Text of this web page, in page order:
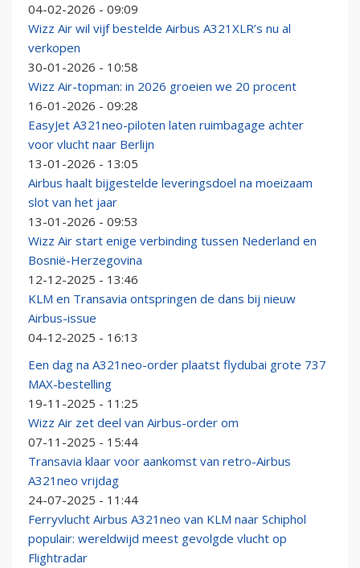
04-02-2026 - 09:09
Wizz Air wil vijf bestelde Airbus A321XLR’s nu al
verkopen
30-01-2026 - 10:58
Wizz Air-topman: in 2026 groeien we 20 procent
16-01-2026 - 09:28
EasyJet A321neo-piloten laten ruimbagage achter
voor vlucht naar Berlijn
13-01-2026 - 13:05
Airbus haalt bijgestelde leveringsdoel na moeizaam
slot van het jaar
13-01-2026 - 09:53
Wizz Air start enige verbinding tussen Nederland en
Bosnië-Herzegovina
12-12-2025 - 13:46
KLM en Transavia ontspringen de dans bij nieuw
Airbus-issue
04-12-2025 - 16:13
Een dag na A321neo-order plaatst flydubai grote 737
MAX-bestelling
19-11-2025 - 11:25
Wizz Air zet deel van Airbus-order om
07-11-2025 - 15:44
Transavia klaar voor aankomst van retro-Airbus
A321neo vrijdag
24-07-2025 - 11:44
Ferryvlucht Airbus A321neo van KLM naar Schiphol
populair: wereldwijd meest gevolgde vlucht op
Flightradar